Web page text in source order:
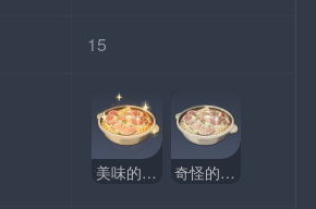
15
美味的腌笃鲜 奇怪的腌笃鲜